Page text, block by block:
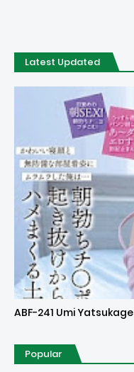
Latest Updated
Uncensored
ABF-241 Umi Yatsukage
Popular